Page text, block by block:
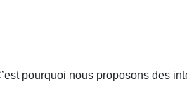
pourquoi nous proposons des